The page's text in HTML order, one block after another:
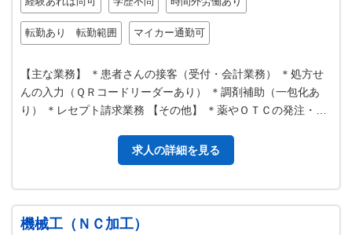
転勤あり 転勤範囲 マイカー通勤可
【主な業務】 ＊患者さんの接客（受付・会計業務） ＊処方せ
んの入力（ＱＲコードリーダーあり） ＊調剤補助（一包化あ
り） ＊レセプト請求業務 【その他】 ＊薬やＯＴＣの発注・納
求人の詳細を見る
機械工（ＮＣ加工）